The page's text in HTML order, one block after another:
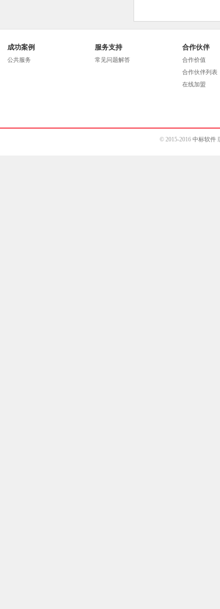
成功案例
公共服务
服务支持
常见问题解答
合作伙伴
合作价值
合作伙伴列表
在线加盟
© 2015-2016 中标软件